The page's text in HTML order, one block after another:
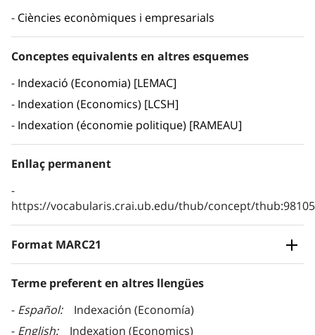
Ciències econòmiques i empresarials
Conceptes equivalents en altres esquemes
Indexació (Economia) [LEMAC]
Indexation (Economics) [LCSH]
Indexation (économie politique) [RAMEAU]
Enllaç permanent
https://vocabularis.crai.ub.edu/thub/concept/
Format MARC21
Terme preferent en altres llengües
Español
Indexación (Economía)
English
Indexation (Economics)